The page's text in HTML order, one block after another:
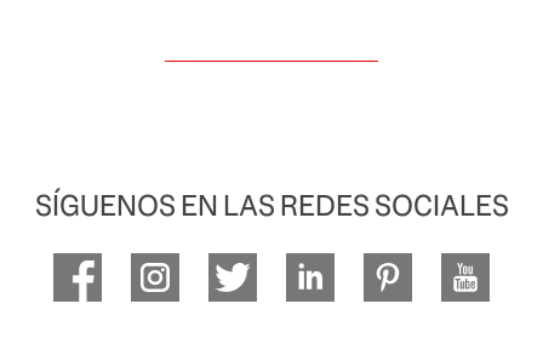
SÍGUENOS EN LAS REDES SOCIALES